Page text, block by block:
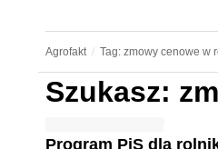
Agrofakt Tag: zmowy cenowe w
Szukasz:
Program PiS dla